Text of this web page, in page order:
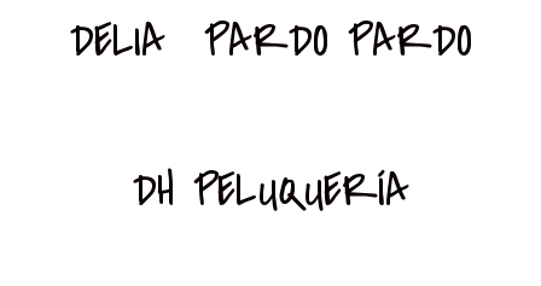
DELIA PARDO PARDO
DH PELUQUERÍA